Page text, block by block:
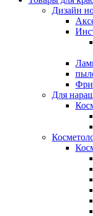
Дизайн
Для